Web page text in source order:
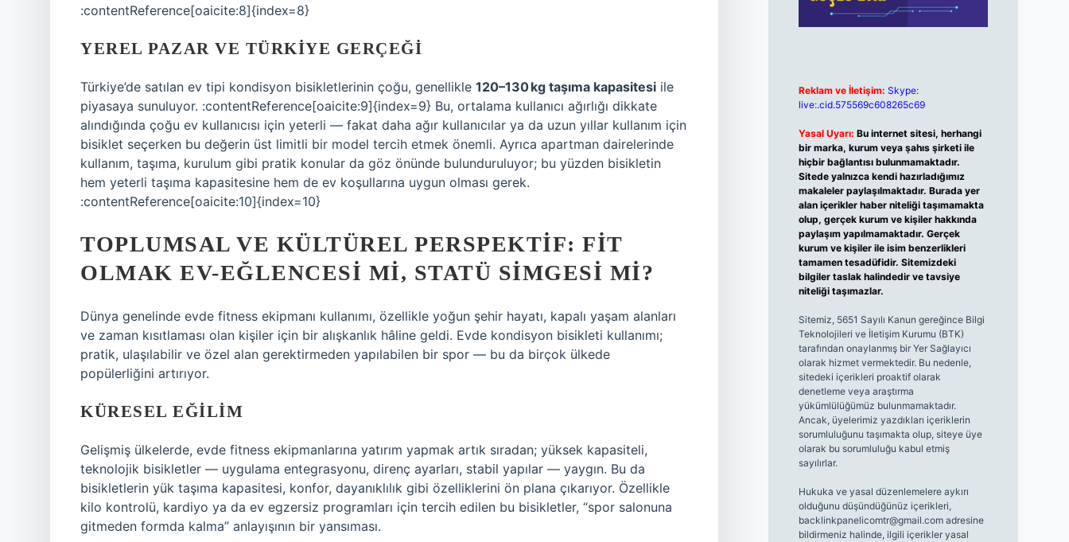
:contentReference[oaicite:8]{index=8}
YEREL PAZAR VE TÜRKIYE GERÇEĞI
Türkiye’de satılan ev tipi kondisyon bisikletlerinin çoğu, genellikle 120–130 kg taşıma kapasitesi ile
piyasaya sunuluyor. :contentReference[oaicite:9]{index=9} Bu, ortalama kullanıcı ağırlığı dikkate
alındığında çoğu ev kullanıcısı için yeterli — fakat daha ağır kullanıcılar ya da uzun yıllar kullanım için
bisiklet seçerken bu değerin üst limitli bir model tercih etmek önemli. Ayrıca apartman dairelerinde
kullanım, taşıma, kurulum gibi pratik konular da göz önünde bulunduruluyor; bu yüzden bisikletin
hem yeterli taşıma kapasitesine hem de ev koşullarına uygun olması gerek.
:contentReference[oaicite:10]{index=10}
TOPLUMSAL VE KÜLTÜREL PERSPEKTIF: FIT
OLMAK EV-EĞLENCESI MI, STATÜ SIMGESI MI?
Dünya genelinde evde fitness ekipmanı kullanımı, özellikle yoğun şehir hayatı, kapalı yaşam alanları
ve zaman kısıtlaması olan kişiler için bir alışkanlık hâline geldi. Evde kondisyon bisikleti kullanımı;
pratik, ulaşılabilir ve özel alan gerektirmeden yapılabilen bir spor — bu da birçok ülkede
popülerliğini artırıyor.
KÜRESEL EĞILIM
Gelişmiş ülkelerde, evde fitness ekipmanlarına yatırım yapmak artık sıradan; yüksek kapasiteli,
teknolojik bisikletler — uygulama entegrasyonu, direnç ayarları, stabil yapılar — yaygın. Bu da
bisikletlerin yük taşıma kapasitesi, konfor, dayanıklılık gibi özelliklerini ön plana çıkarıyor. Özellikle
kilo kontrolü, kardiyo ya da ev egzersiz programları için tercih edilen bu bisikletler, “spor salonuna
gitmeden formda kalma” anlayışının bir yansıması.
Reklam ve İletişim: Skype:
live:.cid.575569c608265c69
Yasal Uyarı: Bu internet sitesi, herhangi
bir marka, kurum veya şahıs şirketi ile
hiçbir bağlantısı bulunmamaktadır.
Sitede yalnızca kendi hazırladığımız
makaleler paylaşılmaktadır. Burada yer
alan içerikler haber niteliği taşımamakta
olup, gerçek kurum ve kişiler hakkında
paylaşım yapılmamaktadır. Gerçek
kurum ve kişiler ile isim benzerlikleri
tamamen tesadüfidir. Sitemizdeki
bilgiler taslak halindedir ve tavsiye
niteliği taşımazlar.
Sitemiz, 5651 Sayılı Kanun gereğince Bilgi
Teknolojileri ve İletişim Kurumu (BTK)
tarafından onaylanmış bir Yer Sağlayıcı
olarak hizmet vermektedir. Bu nedenle,
sitedeki içerikleri proaktif olarak
denetleme veya araştırma
yükümlülüğümüz bulunmamaktadır.
Ancak, üyelerimiz yazdıkları içeriklerin
sorumluluğunu taşımakta olup, siteye üye
olarak bu sorumluluğu kabul etmiş
sayılırlar.
Hukuka ve yasal düzenlemelere aykırı
olduğunu düşündüğünüz içerikleri,
backlinkpanelicomtr@gmail.comadresine
bildirmeniz halinde, ilgili içerikler yasal